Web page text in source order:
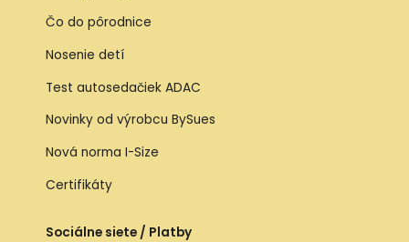
Čo do pôrodnice
Nosenie detí
Test autosedačiek ADAC
Novinky od výrobcu BySues
Nová norma I-Size
Certifikáty
Sociálne siete / Platby